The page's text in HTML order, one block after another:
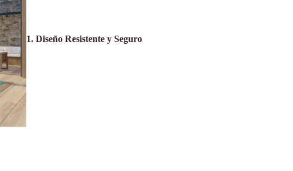
1. Diseño Resistente y Seguro